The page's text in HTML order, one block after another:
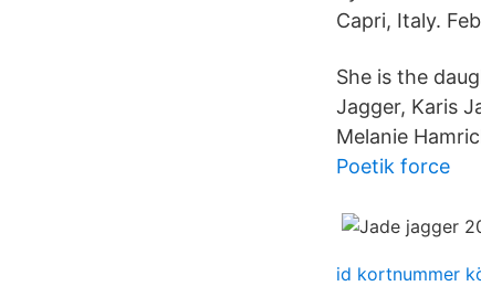
Capri, Italy.
She is the
Jagger, Karis
Melanie
Poetik force
id kortnummer